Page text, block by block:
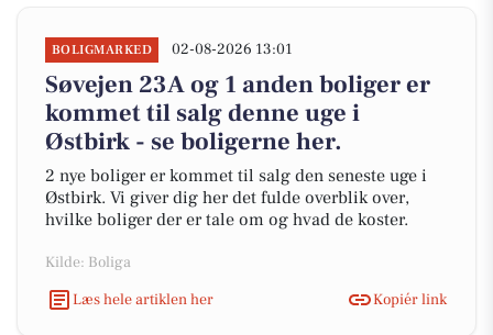
BOLIGMARKED 02-08-2026 13:01
Søvejen 23A og 1 anden boliger er
kommet til salg denne uge i
Østbirk - se boligerne her.
2 nye boliger er kommet til salg den seneste uge i
Østbirk. Vi giver dig her det fulde overblik over,
hvilke boliger der er tale om og hvad de koster.
Kilde: Boliga
Læs hele artiklen her
Kopiér link